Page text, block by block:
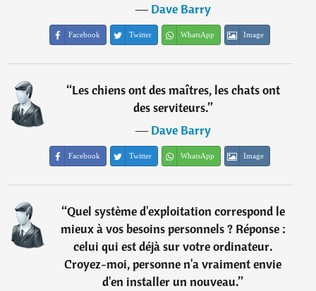
―Dave Barry
Facebook Twitter WhatsApp Image
“Les chiens ont des maîtres, les chats ont
des serviteurs.”
―Dave Barry
Facebook Twitter WhatsApp Image
“Quel système d'exploitation correspond le
mieux à vos besoins personnels ? Réponse :
celui qui est déjà sur votre ordinateur.
Croyez-moi, personne n'a vraiment envie
d'en installer un nouveau.”